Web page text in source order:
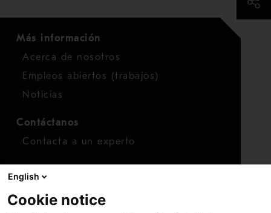
Más información
Acerca de nosotros
Empleos abiertos (trabajos)
Noticias
Contáctanos
Contacta a un experto
Finanzas
English
Cookie notice